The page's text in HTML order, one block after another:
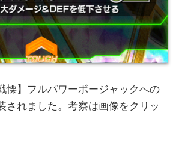
慄】フルパワーボージャックへの
されました。考察は画像をクリッ